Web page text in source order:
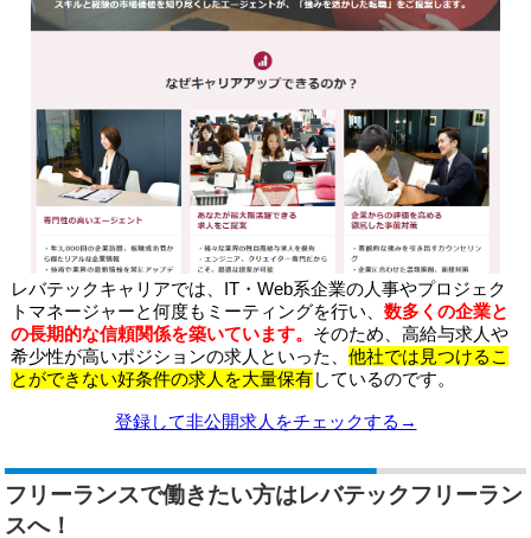
レバテックキャリアでは、IT・Web系企業の人事やプロジェク
トマネージャーと何度もミーティングを行い、 数多くの企業と
の長期的な信頼関係を築いています。 そのため、高給与求人や
希少性が高いポジションの求人といった、 他社では見つけるこ
とができない好条件の求人を大量保有しているのです。
登録して非公開求人をチェックする→
フリーランスで働きたい方はレバテックフリーラン
スへ！